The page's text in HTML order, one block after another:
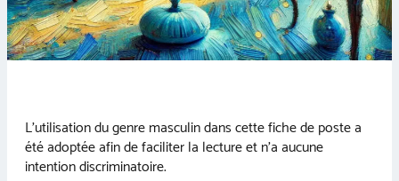
L’utilisation du genre masculin dans cette fiche de poste a
été adoptée afin de faciliter la lecture et n’a aucune
intention discriminatoire.